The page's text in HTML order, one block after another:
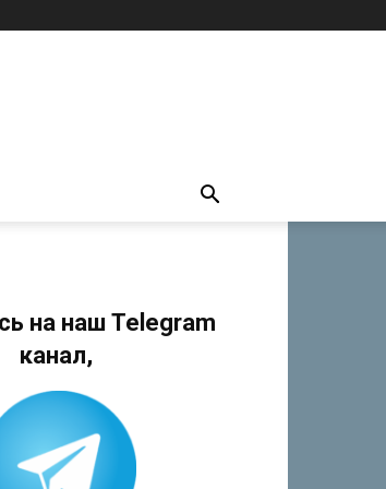
на наш Telegram
канал,